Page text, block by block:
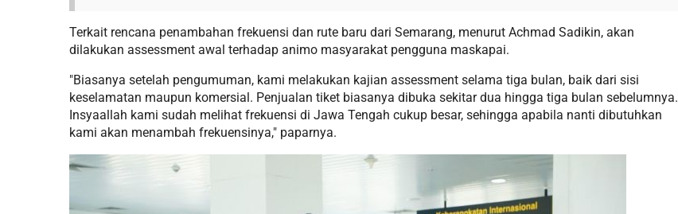
Terkait rencana penambahan frekuensi dan rute baru dari Semarang, menurut Achmad Sadikin, akan
dilakukan assessment awal terhadap animo masyarakat pengguna maskapai.
"Biasanya setelah pengumuman, kami melakukan kajian assessment selama tiga bulan, baik dari sisi
keselamatan maupun komersial. Penjualan tiket biasanya dibuka sekitar dua hingga tiga bulan sebelumnya.
Insyaallah kami sudah melihat frekuensi di Jawa Tengah cukup besar, sehingga apabila nanti dibutuhkan
kami akan menambah frekuensinya," paparnya.